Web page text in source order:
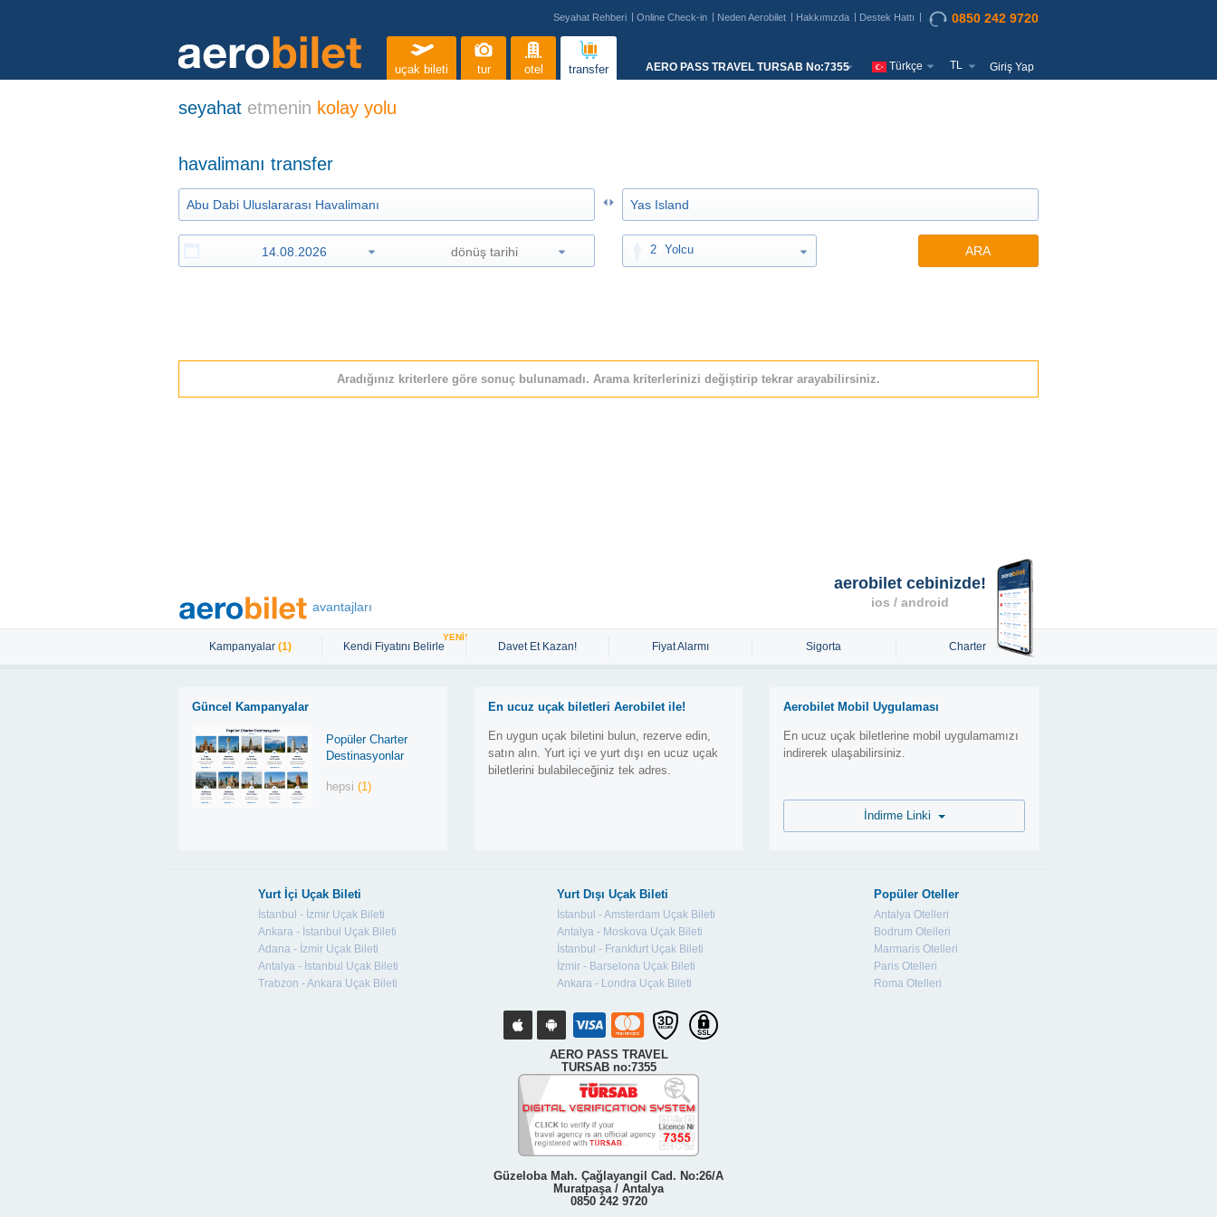
Seyahat Rehberi Online Check-in Neden Aerobilet Hakkımızda Destek Hattı 0850 242 9720
uçak bileti tur otel transfer AERO PASS TRAVEL TURSAB No:7355 Türkçe TL Giriş Yap
seyahat etmenin kolay yolu
havalimanı transfer
2 Yolcu ARA
Aradığınız kriterlere göre sonuç bulunamadı. Arama kriterlerinizi değiştirip tekrar arayabilirsiniz.
avantajları
Kampanyalar (1) Kendi Fiyatını Belirle
YENİ!
Davet Et Kazan! Fiyat Alarmı Sigorta Charter
Güncel Kampanyalar
Popüler Charter
Destinasyonlar
hepsi(1)
En ucuz uçak biletleri Aerobilet ile!
En uygun uçak biletini bulun, rezerve edin,
satın alın. Yurt içi ve yurt dışı en ucuz uçak
biletlerini bulabileceğiniz tek adres.
aerobilet cebinizde!
ios / android
Aerobilet Mobil Uygulaması
En ucuz uçak biletlerine mobil uygulamamızı
indirerek ulaşabilirsiniz.
Yurt İçi Uçak Bileti
İstanbul - İzmir Uçak Bileti
Ankara - İstanbul Uçak Bileti
Adana - İzmir Uçak Bileti
Antalya - İstanbul Uçak Bileti
Trabzon - Ankara Uçak Bileti
Yurt Dışı Uçak Bileti
İstanbul - Amsterdam Uçak Bileti
Antalya - Moskova Uçak Bileti
İstanbul - Frankfurt Uçak Bileti
İzmir - Barselona Uçak Bileti
Ankara - Londra Uçak Bileti
Popüler Oteller
Antalya Otelleri
Bodrum Otelleri
Marmaris Otelleri
Paris Otelleri
Roma Otelleri
AERO PASS TRAVEL
TURSAB no:7355
Güzeloba Mah. Çağlayangil Cad. No:26/A
Muratpaşa / Antalya
0850 242 9720